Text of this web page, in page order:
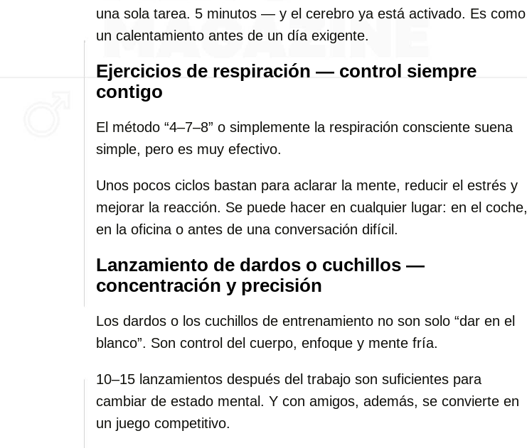
una sola tarea. 5 minutos — y el cerebro ya está activado. Es como
un calentamiento antes de un día exigente.
Ejercicios de respiración — control siempre
contigo
El método “4–7–8” o simplemente la respiración consciente suena
simple, pero es muy efectivo.
Unos pocos ciclos bastan para aclarar la mente, reducir el estrés y
mejorar la reacción. Se puede hacer en cualquier lugar: en el coche,
en la oficina o antes de una conversación difícil.
Lanzamiento de dardos o cuchillos —
concentración y precisión
Los dardos o los cuchillos de entrenamiento no son solo “dar en el
blanco”. Son control del cuerpo, enfoque y mente fría.
10–15 lanzamientos después del trabajo son suficientes para
cambiar de estado mental. Y con amigos, además, se convierte en
un juego competitivo.